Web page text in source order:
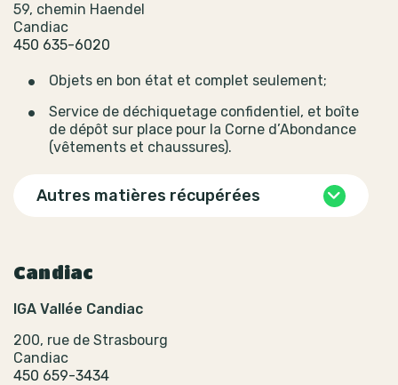
59, chemin Haendel
Candiac
450 635-6020
Objets en bon état et complet seulement;
Service de déchiquetage confidentiel, et boîte
de dépôt sur place pour la Corne d’Abondance
(vêtements et chaussures).
Autres matières récupérées
Candiac
IGA Vallée Candiac
200, rue de Strasbourg
Candiac
450 659-3434